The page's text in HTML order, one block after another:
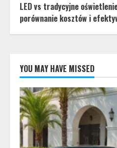
LED vs tradycyjne
porównanie kosztów i
YOU MAY HAVE MISSED